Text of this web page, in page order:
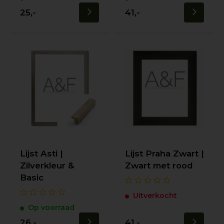
25,- 41,-
Lijst Asti |
Zilverkleur &
Basic
Op voorraad
Lijst Praha Zwart |
Zwart met rood
Uitverkocht